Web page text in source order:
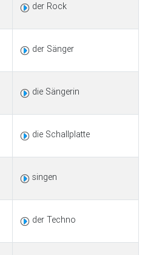
der Rock
der Sänger
die Sängerin
die Schallplatte
singen
der Techno